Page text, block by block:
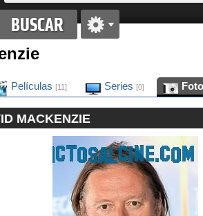
Películas [11] Series [0]
MACKENZIE